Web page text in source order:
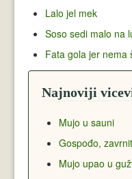
Lalo jel mek
Soso sedi malo na
Fata gola jer nema
Najnoviji
Mujo u sauni
Gospođo,
Mujo upao u